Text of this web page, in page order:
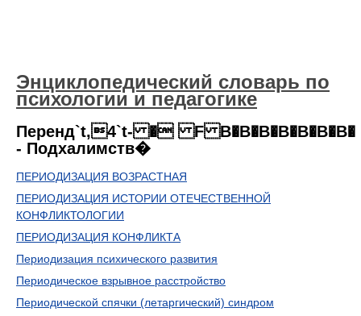
Энциклопедический словарь по
психологии и педагогике
Перенд`t,4`t- � F B�B�B�B�B�B�B�
- Подхалимств�
ПЕРИОДИЗАЦИЯ ВОЗРАСТНАЯ
ПЕРИОДИЗАЦИЯ ИСТОРИИ ОТЕЧЕСТВЕННОЙ
КОНФЛИКТОЛОГИИ
ПЕРИОДИЗАЦИЯ КОНФЛИКТА
Периодизация психического развития
Периодическое взрывное расстройство
Периодической спячки (летаргический) синдром